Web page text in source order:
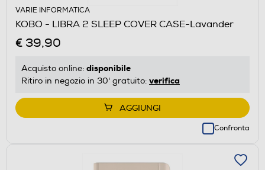
VARIE INFORMATICA
KOBO - LIBRA 2 SLEEP COVER CASE-Lavander
€ 39,90
Acquisto online: disponibile
Ritiro in negozio in 30' gratuito: verifica
AGGIUNGI
Confronta